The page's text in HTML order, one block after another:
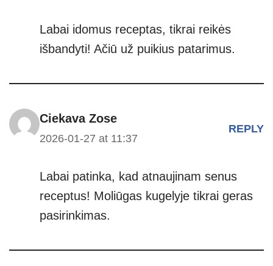
Labai idomus receptas, tikrai reikės
išbandyti! Ačiū už puikius patarimus.
Ciekava Zose
2026-01-27 at 11:37
REPLY
Labai patinka, kad atnaujinam senus
receptus! Moliūgas kugelyje tikrai geras
pasirinkimas.